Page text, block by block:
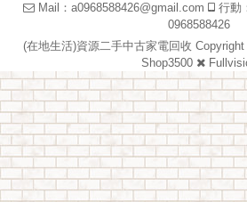
Mail： a0968588426@gmail.com 行動
0968588426
(在地生活)資源二手中古家電回收
Shop3500